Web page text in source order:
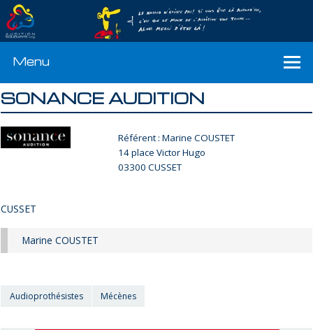
Menu
SONANCE AUDITION
Référent : Marine COUSTET
14 place Victor Hugo
03300 CUSSET
CUSSET
Marine COUSTET
Audioprothésistes Mécènes